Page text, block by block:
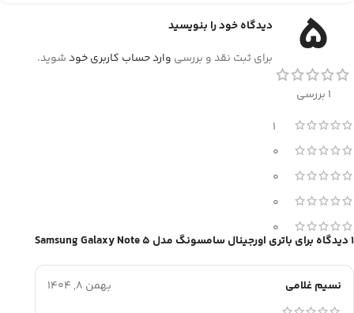
5
1 بررسی
1
0
0
0
0
1 دیدگاه برای باتری اورجینال سامسونگ مدل Samsung Galaxy Note 5
نسیم غلامی بهمن 8, 1404
دیدگاه خود را بنویسید
برای ثبت نقد و بررسی وارد حساب کاربری خودشوید.